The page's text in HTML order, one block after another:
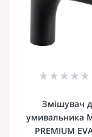
Змішувач
умивальника
PREMIUM